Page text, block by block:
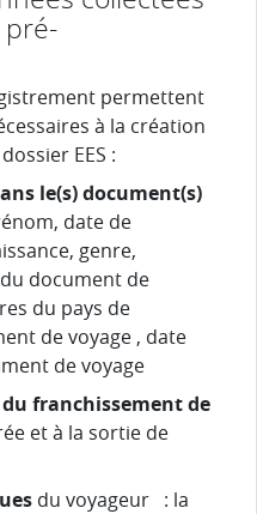
permettent
à la création
EES :
le(s) document(s)
date de
genre,
document de
du pays de
de voyage , date
de voyage
franchissement de
et à la sortie de
du voyageur : la